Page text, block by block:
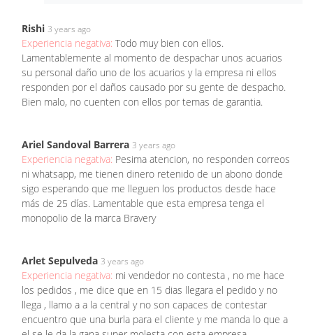
Rishi 3 years ago
Experiencia negativa: Todo muy bien con ellos.
Lamentablemente al momento de despachar unos acuarios
su personal daño uno de los acuarios y la empresa ni ellos
responden por el daños causado por su gente de despacho.
Bien malo, no cuenten con ellos por temas de garantia.
Ariel Sandoval Barrera 3 years ago
Experiencia negativa: Pesima atencion, no responden correos
ni whatsapp, me tienen dinero retenido de un abono donde
sigo esperando que me lleguen los productos desde hace
más de 25 días. Lamentable que esta empresa tenga el
monopolio de la marca Bravery
Arlet Sepulveda 3 years ago
Experiencia negativa: mi vendedor no contesta , no me hace
los pedidos , me dice que en 15 dias llegara el pedido y no
llega , llamo a a la central y no son capaces de contestar
encuentro que una burla para el cliente y me manda lo que a